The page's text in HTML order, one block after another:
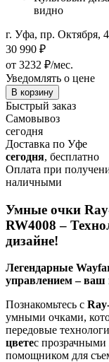
видно
г. Уфа, пр. Октября,
30 990 ₽
от 3232 ₽/мес.
Уведомлять о цене
В корзину
Быстрый заказ
Самовывоз
сегодня
Доставка по Уфе
сегодня, бесплатно
Оплата при
наличными
Умные очки
RW4008 –
дизайне!
Легендарные
управлением – ваш
Познакомьтесь с
умными очками,
передовые
цветес
помощником для